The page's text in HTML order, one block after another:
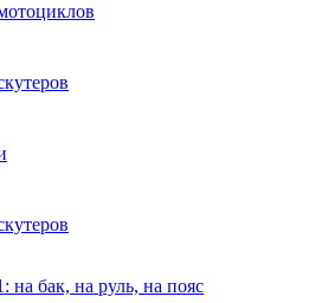
на бак, на руль, на пояс